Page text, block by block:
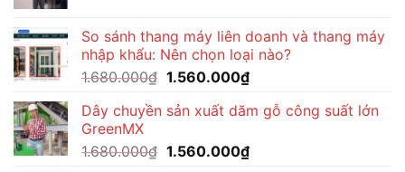
So sánh thang máy liên doanh và thang máy
nhập khẩu: Nên chọn loại nào?
1.680.000₫ Giá
là:
1.560.000₫Giá
tại
1.560.000₫.
Dây chuyền sản xuất dăm gỗ công suất lớn
GreenMX
1.680.000₫ Giá
1.560.000₫Giá